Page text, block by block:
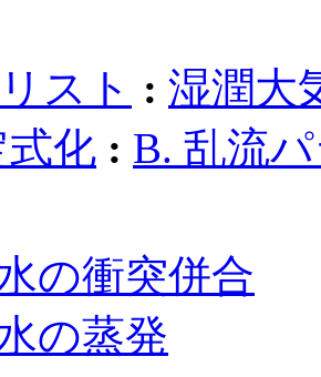
スト : 湿潤大
化 : B. 乱流
の衝突併合
の蒸発